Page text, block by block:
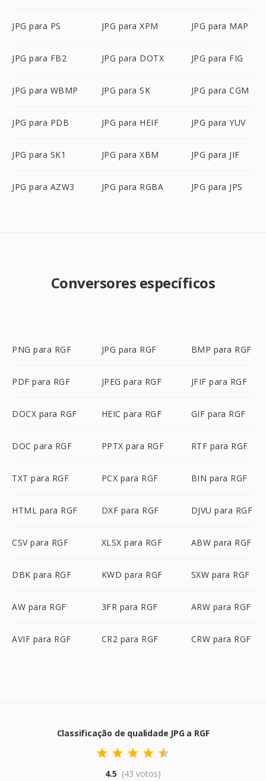
JPG para PS JPG para XPM JPG para MAP
JPG para FB2 JPG para DOTX JPG para FIG
JPG para WBMP JPG para SK JPG para CGM
JPG para PDB JPG para HEIF JPG para YUV
JPG para SK1 JPG para XBM JPG para JIF
JPG para AZW3 JPG para RGBA JPG para JPS
Conversores específicos
PNG para RGF JPG para RGF BMP para RGF
PDF para RGF JPEG para RGF JFIF para RGF
DOCX para RGF HEIC para RGF GIF para RGF
DOC para RGF PPTX para RGF RTF para RGF
TXT para RGF PCX para RGF BIN para RGF
HTML para RGF DXF para RGF DJVU para RGF
CSV para RGF XLSX para RGF ABW para RGF
DBK para RGF KWD para RGF SXW para RGF
AW para RGF 3FR para RGF ARW para RGF
AVIF para RGF CR2 para RGF CRW para RGF
Classificação de qualidade JPG a RGF
4.5 (43 votos)